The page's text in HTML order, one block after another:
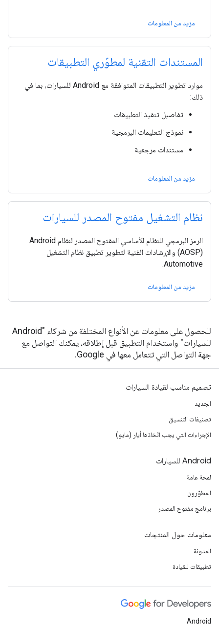
مزيد من المعلومات
المستندات التقنية لمطوّري التطبيقات
موارد تطوير التطبيقات المتوافقة مع Android للسيارات، بما في
ذلك:
تفاصيل تنفيذ التطبيقات
نموذج التعليمات البرمجية
مستندات مرجعية
مزيد من المعلومات
نظام التشغيل مفتوح المصدر للسيارات
الرمز البرمجي للنظام الأساسي المفتوح المصدر لنظام Android
(AOSP) والإرشادات الفنية لتطوير تطبيق نظام التشغيل
Automotive.
مزيد من المعلومات
للحصول على معلومات عن الأنواع المختلفة من شركاء "Android
للسيارات" واستخدام التطبيق قبل إطلاقه، يمكنك التواصل مع
جهة التواصل التي تتعامل معها في Google.
تصميم مناسب لقيادة السيارات
الجديد
تصنيفات التنسيق
الإجراءات التي يجب اتّخاذها أيار (مايو)
‫Android للسيارات
لمحة عامة
المطوّرون
برنامج مفتوح المصدر
معلومات حول المنتجات
المدونة
تطبيقات للقيادة
Android